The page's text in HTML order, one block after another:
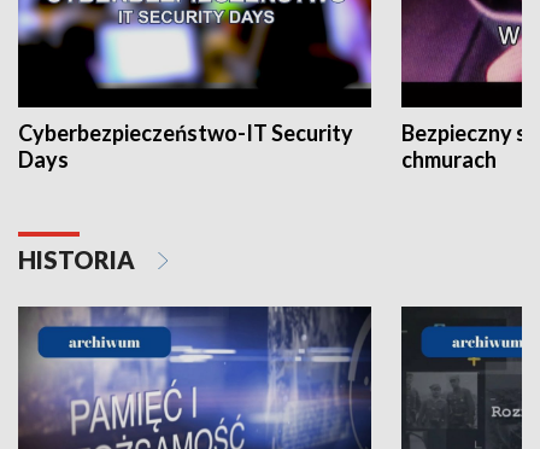
Cyberbezpieczeństwo-IT Security
Days
Bezpieczny
chmurach
HISTORIA